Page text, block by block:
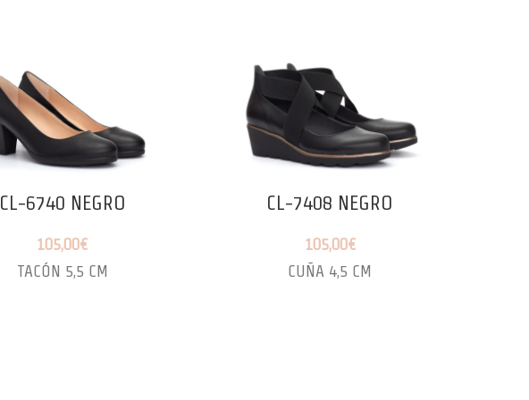
CL-6740 NEGRO
105,00€
TACÓN 5,5 CM
CL-7408 NEGRO
105,00€
CUÑA 4,5 CM